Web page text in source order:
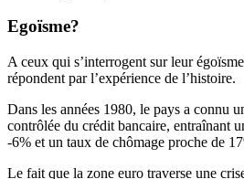
Egoïsme?
A ceux qui s’interrogent sur leur
répondent par l’expérience de l’histoire.
Dans les années 1980, le pays a connu
contrôlée du crédit bancaire, entraînant
-6% et un taux de chômage proche de
Le fait que la zone euro traverse une